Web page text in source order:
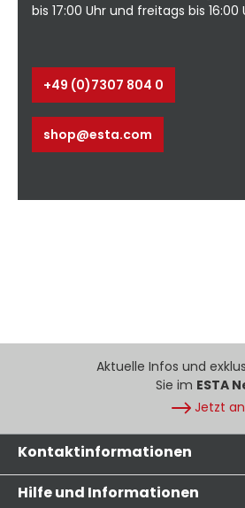
bis 17:00 Uhr und freitags bis
+49 (0)7307 804 0
shop@esta.com
Aktuelle Infos und
Sie im ESTA
Jetzt
Kontaktinformationen
Hilfe und Informationen